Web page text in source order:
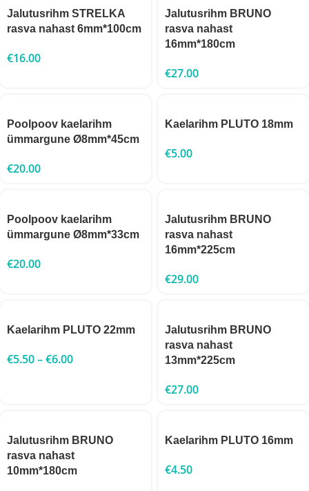
Jalutusrihm STRELKA
rasva nahast 6mm*100cm
€16.00
Jalutusrihm BRUNO
rasva nahast
16mm*180cm
€27.00
Poolpoov kaelarihm
ümmargune Ø8mm*45cm
€20.00
Kaelarihm PLUTO 18mm
€5.00
Poolpoov kaelarihm
ümmargune Ø8mm*33cm
€20.00
Jalutusrihm BRUNO
rasva nahast
16mm*225cm
€29.00
Kaelarihm PLUTO 22mm
€5.50–€6.00
Jalutusrihm BRUNO
rasva nahast
13mm*225cm
€27.00
Jalutusrihm BRUNO
rasva nahast
10mm*180cm
Kaelarihm PLUTO 16mm
€4.50